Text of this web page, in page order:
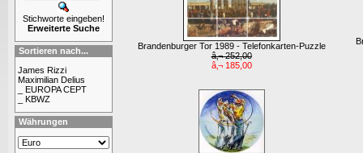
Stichworte eingeben!
Erweiterte Suche
Sortieren nach...
James Rizzi
Maximilian Delius
_ EUROPA CEPT
_ KBWZ
Währungen
Brandenburger Tor 1989 - Telefonkarten-Puzzle
â‚¬ 252,00
â‚¬ 185,00